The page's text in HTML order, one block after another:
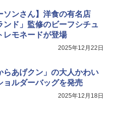
ソンさん】洋食の有名店
ンド」監修のビーフシチュ
レモネードが登場
2025年12月22日
らあげクン」の大人かわい
ョルダーバッグを発売
2025年12月18日